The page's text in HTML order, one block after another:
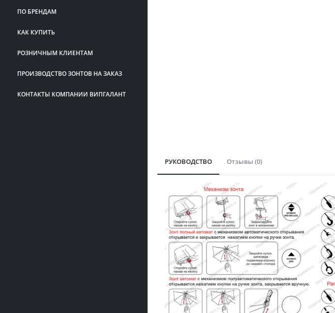
ПО БРЕНДАМ
КАК КУПИТЬ
РОЗНИЧНЫМ КЛИЕНТАМ
ПРОИЗВОДСТВО ЗОНТОВ НА ЗАКАЗ
КОНТАКТЫ КОМПАНИИ ВИПГАЛАНТ
РУКОВОДСТВО Отзывы (0)